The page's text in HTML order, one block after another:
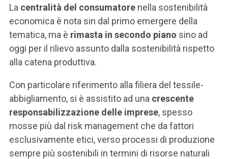
La centralità del consumatore nella sostenibilità
economica è nota sin dal primo emergere della
tematica, ma è rimasta in secondo piano sino ad
oggi per il rilievo assunto dalla sostenibilità rispetto
alla catena produttiva.
Con particolare riferimento alla filiera del tessile-
abbigliamento, si è assistito ad una crescente
responsabilizzazione delle imprese, spesso
mosse più dal risk management che da fattori
esclusivamente etici, verso processi di produzione
sempre più sostenibili in termini di risorse naturali